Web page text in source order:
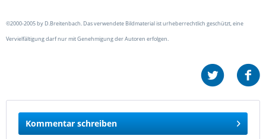
©2000-2005 by D.Breitenbach. Das verwendete Bildmaterial ist urheberrechtlich geschützt, eine
Vervielfältigung darf nur mit Genehmigung der Autoren erfolgen.
Kommentar schreiben